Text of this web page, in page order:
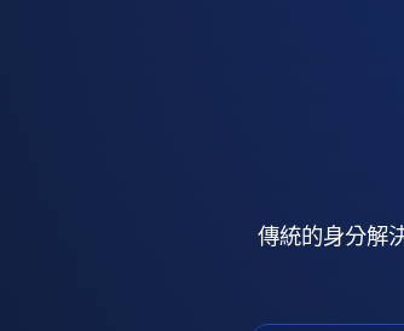
傳統的身分解